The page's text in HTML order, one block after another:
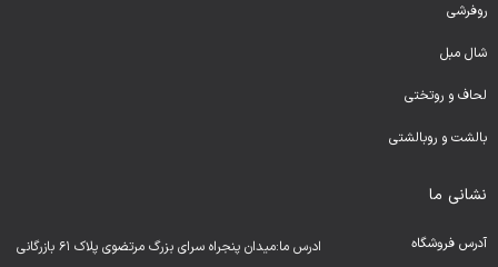
روفرشی
شال مبل
لحاف و روتختی
بالشت و روبالشتی
نشانی ما
آدرس فروشگاه
ادرس ما:میدان پنجراه سرای بزرگ مرتضوی پلاک ۶۱ بازرگانی